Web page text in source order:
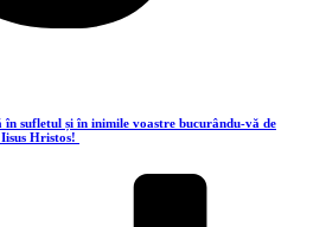
sufletul și în inimile voastre bucurându-vă de
Hristos!